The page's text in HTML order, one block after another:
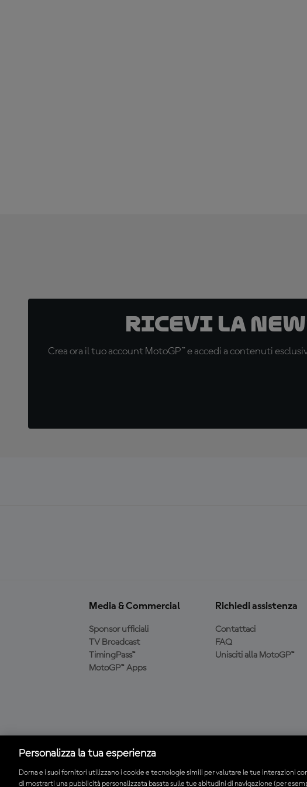
Ricevi la
Crea ora il tuo account MotoGP™ e accedi a contenuti
Media & Commercial
Sponsor ufficiali
TV Broadcast
TimingPass™
MotoGP™ Apps
Richiedi assistenza
Contattaci
FAQ
Unisciti alla MotoGP™
MotoGP™
Personalizza la tua esperienza
Dorna e i suoi fornitori utilizzano i cookie e tecnologie simili per valutare le tue interazioni
di mostrarti una pubblicità personalizzata basata sulle tue abitudini di navigazione (per